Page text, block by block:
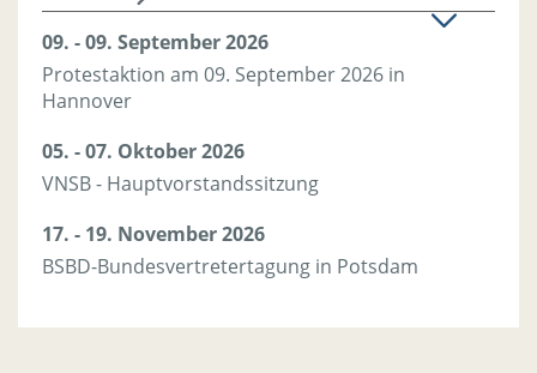
09. - 09. September 2026
Protestaktion am 09. September 2026 in
Hannover
05. - 07. Oktober 2026
VNSB - Hauptvorstandssitzung
17. - 19. November 2026
BSBD-Bundesvertretertagung in Potsdam